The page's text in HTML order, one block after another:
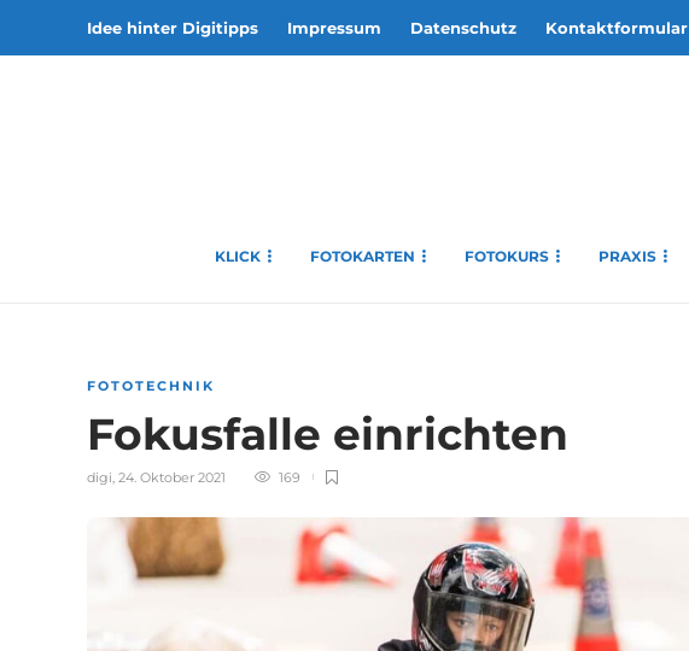
Idee hinter Digitipps Impressum Datenschutz Kontaktformular
KLICK FOTOKARTEN FOTOKURS PRAXIS
FOTOTECHNIK
Fokusfalle einrichten
digi, 24. Oktober 2021 169